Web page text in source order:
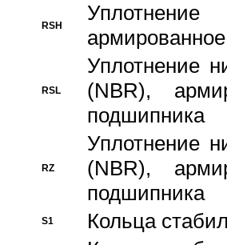
RSH
Уплотнение
RSL
Уплотнение
(NBR),
подшипника
RZ
Уплотнение
(NBR),
подшипника
S1 Кольца